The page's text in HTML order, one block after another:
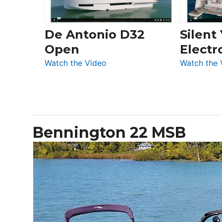
De Antonio D32
Open
Watch the Video
Silent
Watch the
Bennington 22 MSB